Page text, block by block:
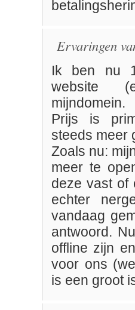
Ervaringen
Ik ben nu
website
mijndomein.
Prijs is
steeds meer
Zoals nu:
meer te
deze vast of
echter
vandaag
antwoord.
offline zijn
voor ons
is een groot